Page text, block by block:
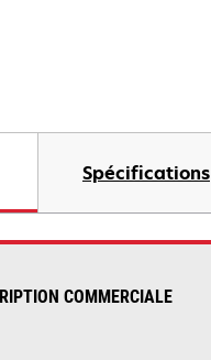
Spécifications
COMMERCIALE